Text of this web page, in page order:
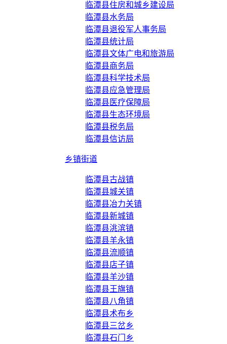
临潭县住房和城乡建设局
临潭县水务局
临潭县退役军人事务局
临潭县统计局
临潭县文体广电和旅游局
临潭县商务局
临潭县科学技术局
临潭县应急管理局
临潭县医疗保障局
临潭县生态环境局
临潭县税务局
临潭县信访局
乡镇街道
临潭县古战镇
临潭县城关镇
临潭县冶力关镇
临潭县新城镇
临潭县洮滨镇
临潭县羊永镇
临潭县流顺镇
临潭县店子镇
临潭县羊沙镇
临潭县王旗镇
临潭县八角镇
临潭县术布乡
临潭县三岔乡
临潭县石门乡